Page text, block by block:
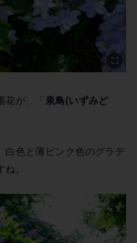
花が、「 泉鳥(いずみど
白色と薄ピンク色のグラデ
。